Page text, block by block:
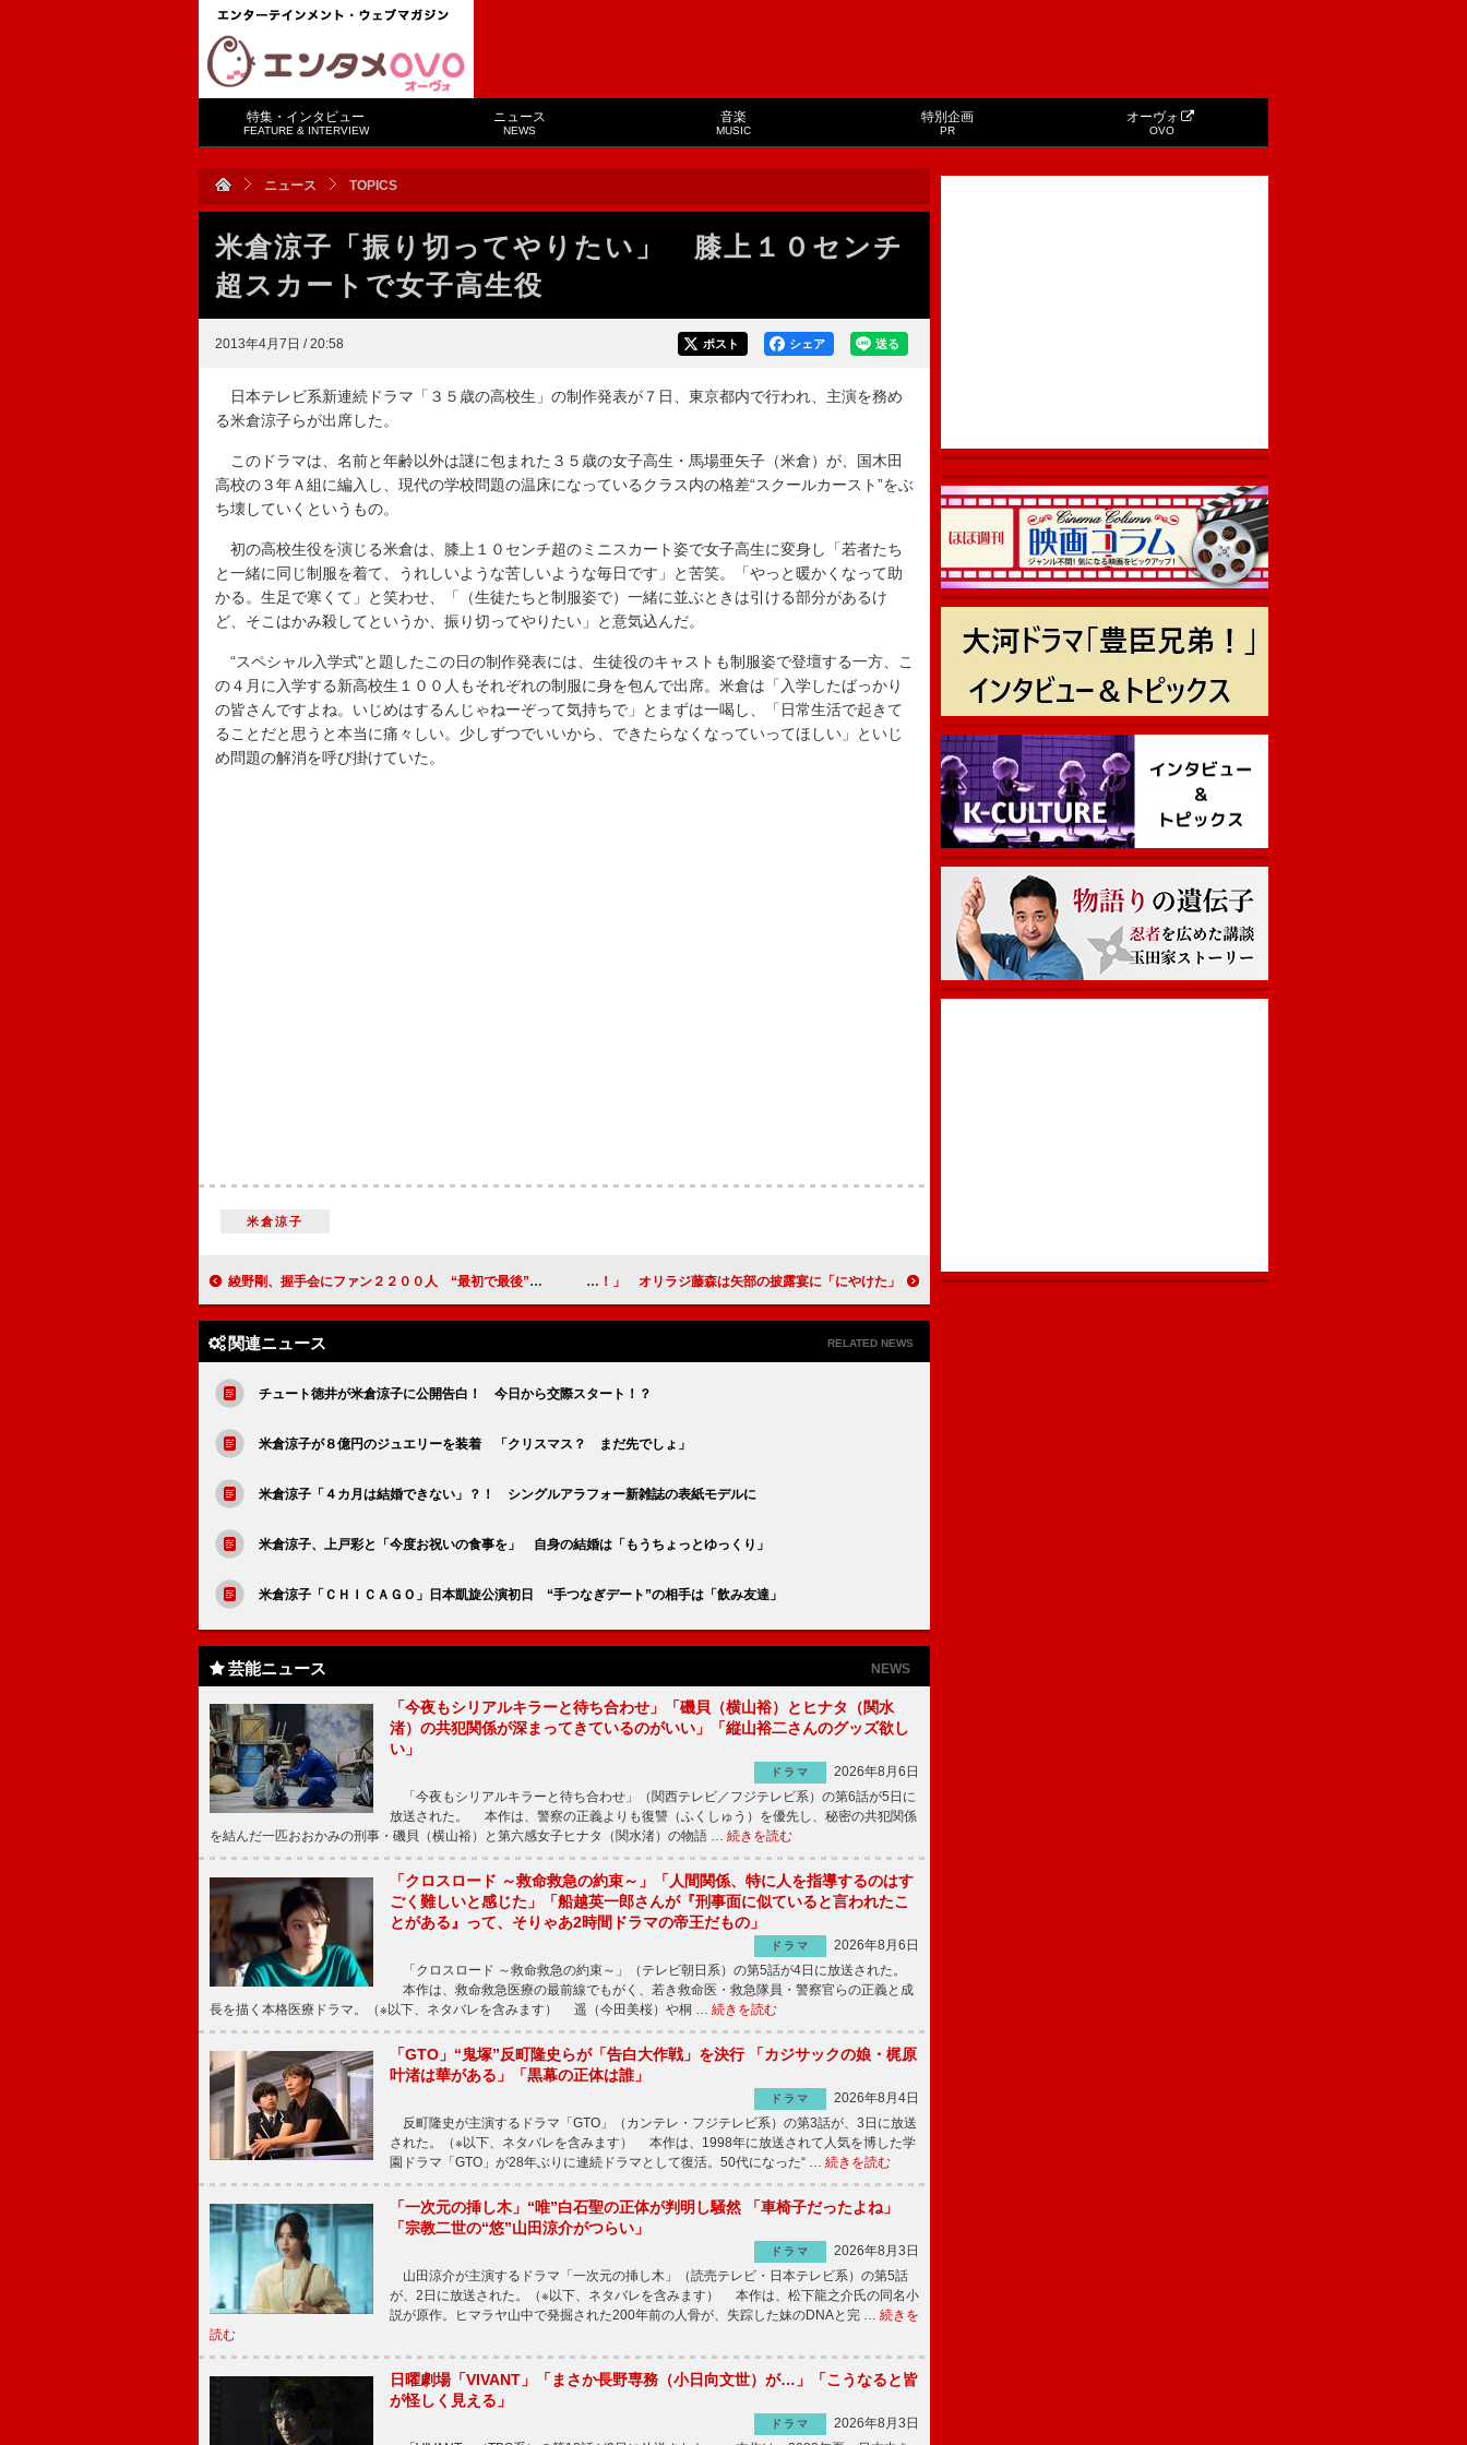
特集・インタビュー
FEATURE & INTERVIEW
ニュース
NEWS
音楽
MUSIC
特別企画
PR
オーヴォ
OVO
ニュース TOPICS
米倉涼子「振り切ってやりたい」 膝上１０センチ
超スカートで女子高生役
2013年4月7日 / 20:58 送る
シェア
ポスト
日本テレビ系新連続ドラマ「３５歳の高校生」の制作発表が７日、東京都内で行われ、主演を務め
る米倉涼子らが出席した。
このドラマは、名前と年齢以外は謎に包まれた３５歳の女子高生・馬場亜矢子（米倉）が、国木田
高校の３年Ａ組に編入し、現代の学校問題の温床になっているクラス内の格差“スクールカースト”をぶ
ち壊していくというもの。
初の高校生役を演じる米倉は、膝上１０センチ超のミニスカート姿で女子高生に変身し「若者たち
と一緒に同じ制服を着て、うれしいような苦しいような毎日です」と苦笑。「やっと暖かくなって助
かる。生足で寒くて」と笑わせ、「（生徒たちと制服姿で）一緒に並ぶときは引ける部分があるけ
ど、そこはかみ殺してというか、振り切ってやりたい」と意気込んだ。
“スペシャル入学式”と題したこの日の制作発表には、生徒役のキャストも制服姿で登壇する一方、こ
の４月に入学する新高校生１００人もそれぞれの制服に身を包んで出席。米倉は「入学したばっかり
の皆さんですよね。いじめはするんじゃねーぞって気持ちで」とまずは一喝し、「日常生活で起きて
ることだと思うと本当に痛々しい。少しずつでいいから、できたらなくなっていってほしい」といじ
め問題の解消を呼び掛けていた。
米倉涼子
綾野剛、握手会にファン２２００人 “最初で最後”の写真集発売 ローラ、恋は「探してる！」 オリラジ藤森は矢部の披露宴に「にやけた」
関連ニュース RELATED NEWS
チュート徳井が米倉涼子に公開告白！ 今日から交際スタート！？
米倉涼子が８億円のジュエリーを装着 「クリスマス？ まだ先でしょ」
米倉涼子「４カ月は結婚できない」？！ シングルアラフォー新雑誌の表紙モデルに
米倉涼子、上戸彩と「今度お祝いの食事を」 自身の結婚は「もうちょっとゆっくり」
米倉涼子「ＣＨＩＣＡＧＯ」日本凱旋公演初日 “手つなぎデート”の相手は「飲み友達」
芸能ニュース NEWS
「今夜もシリアルキラーと待ち合わせ」「磯貝（横山裕）とヒナタ（関水
渚）の共犯関係が深まってきているのがいい」「縦山裕二さんのグッズ欲し
い」
ドラマ
2026年8月6日
「今夜もシリアルキラーと待ち合わせ」（関西テレビ／フジテレビ系）の第6話が5日に
放送された。 本作は、警察の正義よりも復讐（ふくしゅう）を優先し、秘密の共犯関係
を結んだ一匹おおかみの刑事・磯貝（横山裕）と第六感女子ヒナタ（関水渚）の物語 … 続きを読む
「クロスロード ～救命救急の約束～」「人間関係、特に人を指導するのはす
ごく難しいと感じた」「船越英一郎さんが『刑事面に似ていると言われたこ
とがある』って、そりゃあ2時間ドラマの帝王だもの」
ドラマ
2026年8月6日
「クロスロード ～救命救急の約束～」（テレビ朝日系）の第5話が4日に放送された。
本作は、救命救急医療の最前線でもがく、若き救命医・救急隊員・警察官らの正義と成
長を描く本格医療ドラマ。（※以下、ネタバレを含みます） 遥（今田美桜）や桐 … 続きを読む
「GTO」“鬼塚”反町隆史らが「告白大作戦」を決行 「カジサックの娘・梶原
叶渚は華がある」「黒幕の正体は誰」
ドラマ
2026年8月4日
反町隆史が主演するドラマ「GTO」（カンテレ・フジテレビ系）の第3話が、3日に放送
された。（※以下、ネタバレを含みます） 本作は、1998年に放送されて人気を博した学
園ドラマ「GTO」が28年ぶりに連続ドラマとして復活。50代になった“ … 続きを読む
「一次元の挿し木」“唯”白石聖の正体が判明し騒然 「車椅子だったよね」
「宗教二世の“悠”山田涼介がつらい」
ドラマ
2026年8月3日
山田涼介が主演するドラマ「一次元の挿し木」（読売テレビ・日本テレビ系）の第5話
が、2日に放送された。（※以下、ネタバレを含みます） 本作は、松下龍之介氏の同名小
説が原作。ヒマラヤ山中で発掘された200年前の人骨が、失踪した妹のDNAと完 … 続きを
読む
日曜劇場「VIVANT」「まさか長野専務（小日向文世）が…」「こうなると皆
が怪しく見える」
ドラマ
2026年8月3日